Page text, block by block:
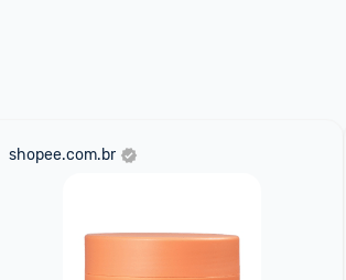
shopee.com.br